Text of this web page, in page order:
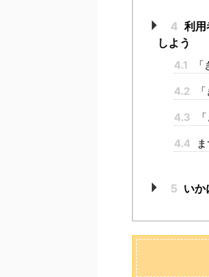
4 利用
しよう
4.1
4.2
4.3
4.4
5 いか